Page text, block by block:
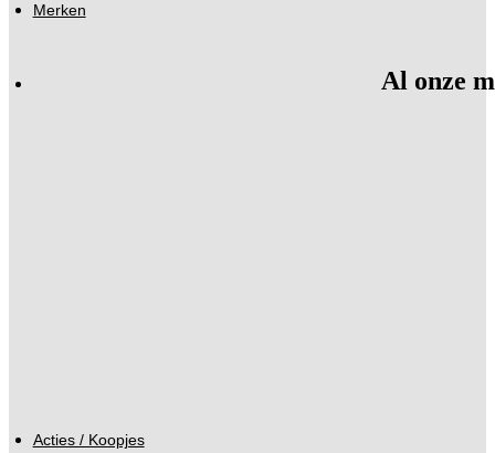
Merken
Al onze
Acties / Koopjes